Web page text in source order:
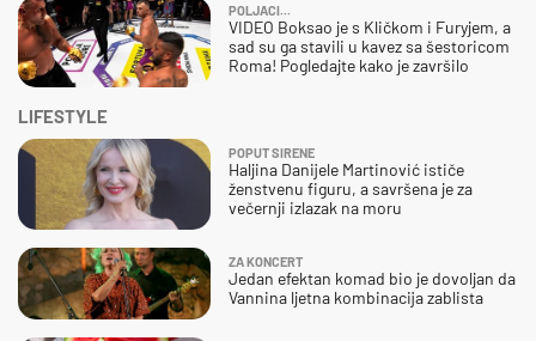
POLJACI...
VIDEO Boksao je s Kličkom i Furyjem, a
sad su ga stavili u kavez sa šestoricom
Roma! Pogledajte kako je završilo
LIFESTYLE
POPUT SIRENE
Haljina Danijele Martinović ističe
ženstvenu figuru, a savršena je za
večernji izlazak na moru
ZA KONCERT
Jedan efektan komad bio je dovoljan da
Vannina ljetna kombinacija zablista